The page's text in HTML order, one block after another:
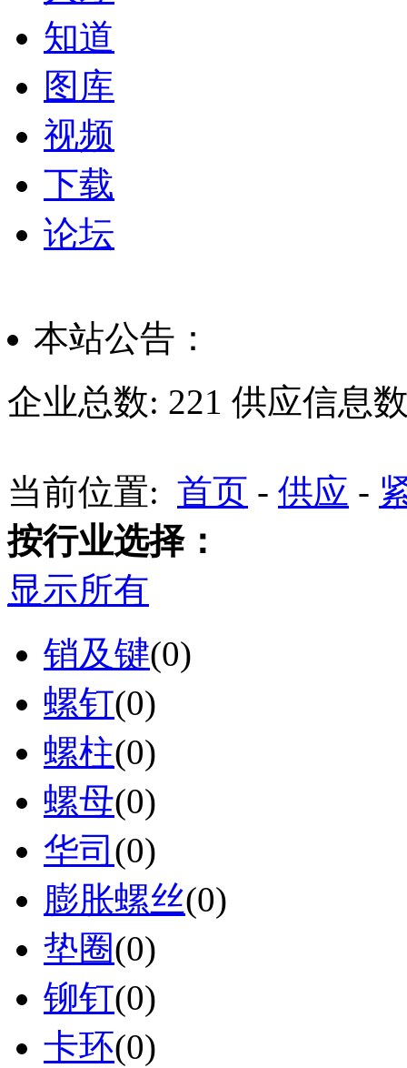
知道
图库
视频
下载
论坛
本站公告：
企业总数: 221 供应信息
当前位置: 首页 - 供应 -
按行业选择：
显示所有
销及键(0)
螺钉(0)
螺柱(0)
螺母(0)
华司 (0)
膨胀螺丝(0)
垫圈(0)
铆钉(0)
卡环(0)